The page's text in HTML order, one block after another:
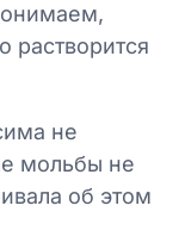
растворится
не
мольбы не
об этом